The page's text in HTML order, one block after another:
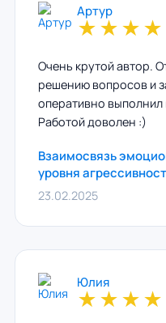
Артур
★★★★
Очень крутой автор.
решению вопросов и
оперативно
Работой доволен :)
Взаимосвязь
уровня
23.02.2025
Юлия
★★★★